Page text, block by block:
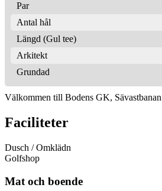
Par
Antal hål
Längd (Gul tee)
Arkitekt
Grundad
Välkommen till Bodens GK, Sävastbanan
Faciliteter
Dusch / Omklädn
Golfshop
Mat och boende